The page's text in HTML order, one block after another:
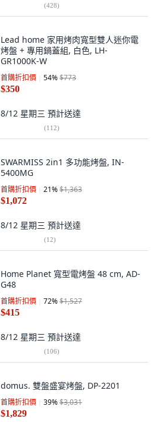
(428)
Lead home 家用烤肉寬型雙人迷你電
烤盤 + 專用鍋蓋組, 白色, LH-
GR1000K-W
首購折扣價 54%$773
$350
8/12 星期三 預計送達
(112)
SWARMISS 2in1 多功能烤盤, IN-
5400MG
首購折扣價 21%$1,363
$1,072
8/12 星期三 預計送達
(12)
Home Planet 寬型電烤盤 48 cm, AD-
G48
首購折扣價 72%$1,527
$415
8/12 星期三 預計送達
(106)
domus. 雙盤盛宴烤盤, DP-2201
首購折扣價 39%$3,031
$1,829